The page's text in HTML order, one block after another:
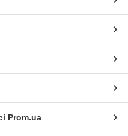
Prom.ua